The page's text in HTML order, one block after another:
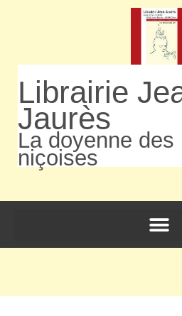
Librairie
Jaurès
La doyenne des
niçoises